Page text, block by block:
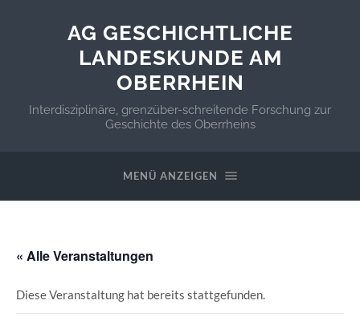
AG GESCHICHTLICHE
LANDESKUNDE AM
OBERRHEIN
Interdisziplinäre, grenzüber-schreitende Forschung zur
Geschichte des Oberrheins
MENÜ ANZEIGEN
« Alle Veranstaltungen
Diese Veranstaltung hat bereits stattgefunden.